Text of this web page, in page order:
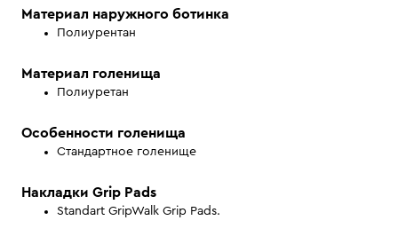
Материал наружного ботинка
Полиурентан
Материал голенища
Полиуретан
Особенности голенища
Стандартное голенище
Накладки Grip Pads
Standart GripWalk Grip Pads.